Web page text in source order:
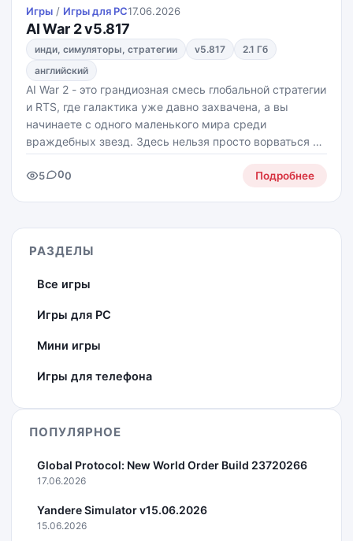
Игры / Игры для PС17.06.2026
AI War 2 v5.817
инди, симуляторы, стратегии v5.817
2.1 Гб
английский
AI War 2 - это грандиозная смесь глобальной стратегии
и RTS, где галактика уже давно захвачена, а вы
начинаете с одного маленького мира среди
враждебных звезд. Здесь нельзя просто ворваться с
криком "за мной, орлы!" - лучше тихо расширяться, не
привлекая лишнего внимания, строить империю
5 00 Подробнее
РАЗДЕЛЫ
Все игры
Игры для PC
Мини игры
Игры для телефона
ПОПУЛЯРНОЕ
Global Protocol: New World Order Build 23720266
17.06.2026
Yandere Simulator v15.06.2026
15.06.2026